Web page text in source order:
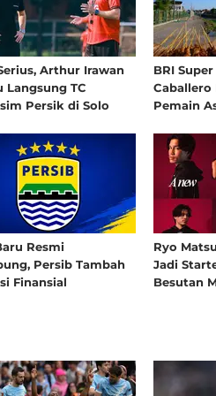
League All-Stars 2025/2026
3 minggu yang lalu
Cipta Cendikia FA dan Misi
Membina Atlet Cerdas: Merekrut
Banyak Lulusan MilkLife Soccer
Challenge dan Tampil di
HYDROPLUS Soccer League
3 minggu yang lalu
Arthur Irawan
Langsung TC
Persik di Solo
BRI
Caballero
Pemain
Resmi
Persib Tambah
Finansial
Ryo
Jadi
Besutan